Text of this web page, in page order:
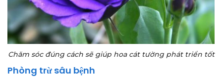
Chăm sóc đúng cách sẽ giúp hoa cát tường phát triển tốt
Phòng trừ sâu bệnh